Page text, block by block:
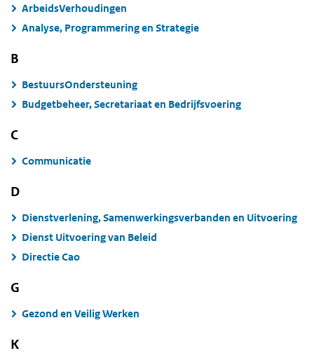
ArbeidsVerhoudingen
Analyse, Programmering en Strategie
B
BestuursOndersteuning
Budgetbeheer, Secretariaat en Bedrijfsvoering
C
Communicatie
D
Dienstverlening, Samenwerkingsverbanden en Uitvoering
Dienst Uitvoering van Beleid
Directie Cao
G
Gezond en Veilig Werken
K